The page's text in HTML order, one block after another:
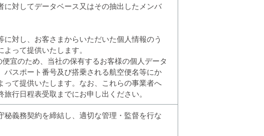
対してデータベース又はその抽出したメンバ
対し、お客さまからいただいた個人情報のう
って提供いたします。
宜のため、当社の保有するお客様の個人データ
スポート番号及び搭乗される航空便名等にか
て提供いたします。なお、これらの事業者へ
行日程表受取までにお申し出ください。
義務契約を締結し、適切な管理・監督を行な